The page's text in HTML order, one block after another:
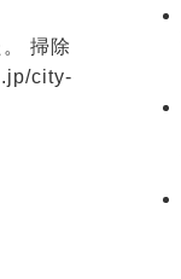
掃除
city-